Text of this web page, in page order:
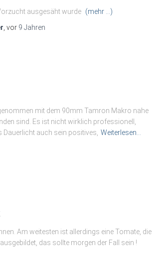
ausgesäht wurde (mehr …)
, vor 9 Jahren
mit dem 90mm Tamron Makro nahe
sind. Es ist nicht wirklich professionell,
auch sein positives, Weiterlesen…
Am weitesten ist allerdings eine Tomate, die
das sollte morgen der Fall sein !